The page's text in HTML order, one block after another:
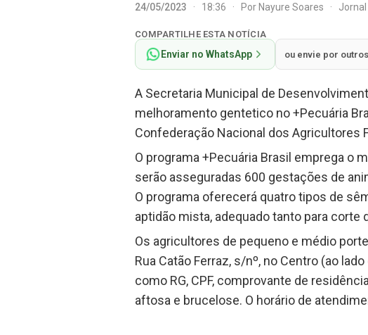
24/05/2023 · 18:36 · PorNayure Soares ·
COMPARTILHE ESTA NOTÍCIA
Enviar no WhatsApp ou envie por
A Secretaria Municipal de
melhoramento gentetico no +Pecuária
Confederação Nacional dos Agricultores
O programa +Pecuária Brasil emprega o
serão asseguradas 600 gestações de
O programa oferecerá quatro tipos de
aptidão mista, adequado tanto para corte
Os agricultores de pequeno e médio
Rua Catão Ferraz, s/nº, no Centro (ao
como RG, CPF, comprovante de
aftosa e brucelose. O horário de